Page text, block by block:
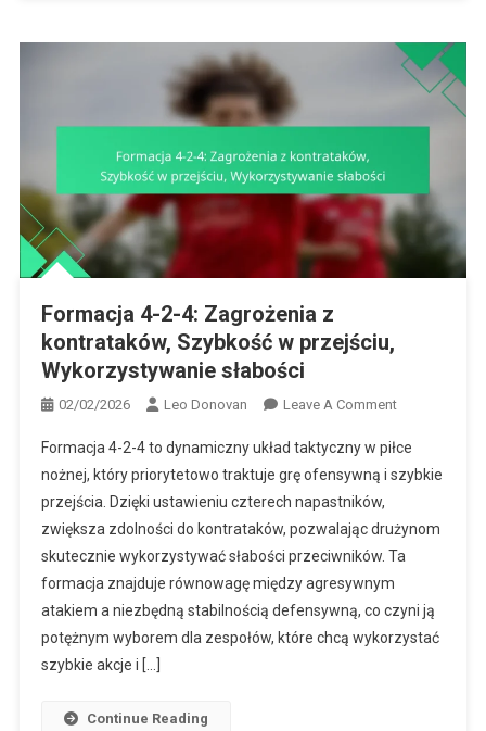
Formacja 4-2-4: Zagrożenia z
kontrataków, Szybkość w przejściu,
Wykorzystywanie słabości
02/02/2026 Leo Donovan Leave A CommentOn
4-
2-
Zagrożenia
Z
Szybkość
Formacja 4-2-4 to dynamiczny układ taktyczny w piłce
nożnej, który priorytetowo traktuje grę ofensywną i szybkie
przejścia. Dzięki ustawieniu czterech napastników,
zwiększa zdolności do kontrataków, pozwalając drużynom
skutecznie wykorzystywać słabości przeciwników. Ta
formacja znajduje równowagę między agresywnym
atakiem a niezbędną stabilnością defensywną, co czyni ją
potężnym wyborem dla zespołów, które chcą wykorzystać
szybkie akcje i […]
Continue Reading